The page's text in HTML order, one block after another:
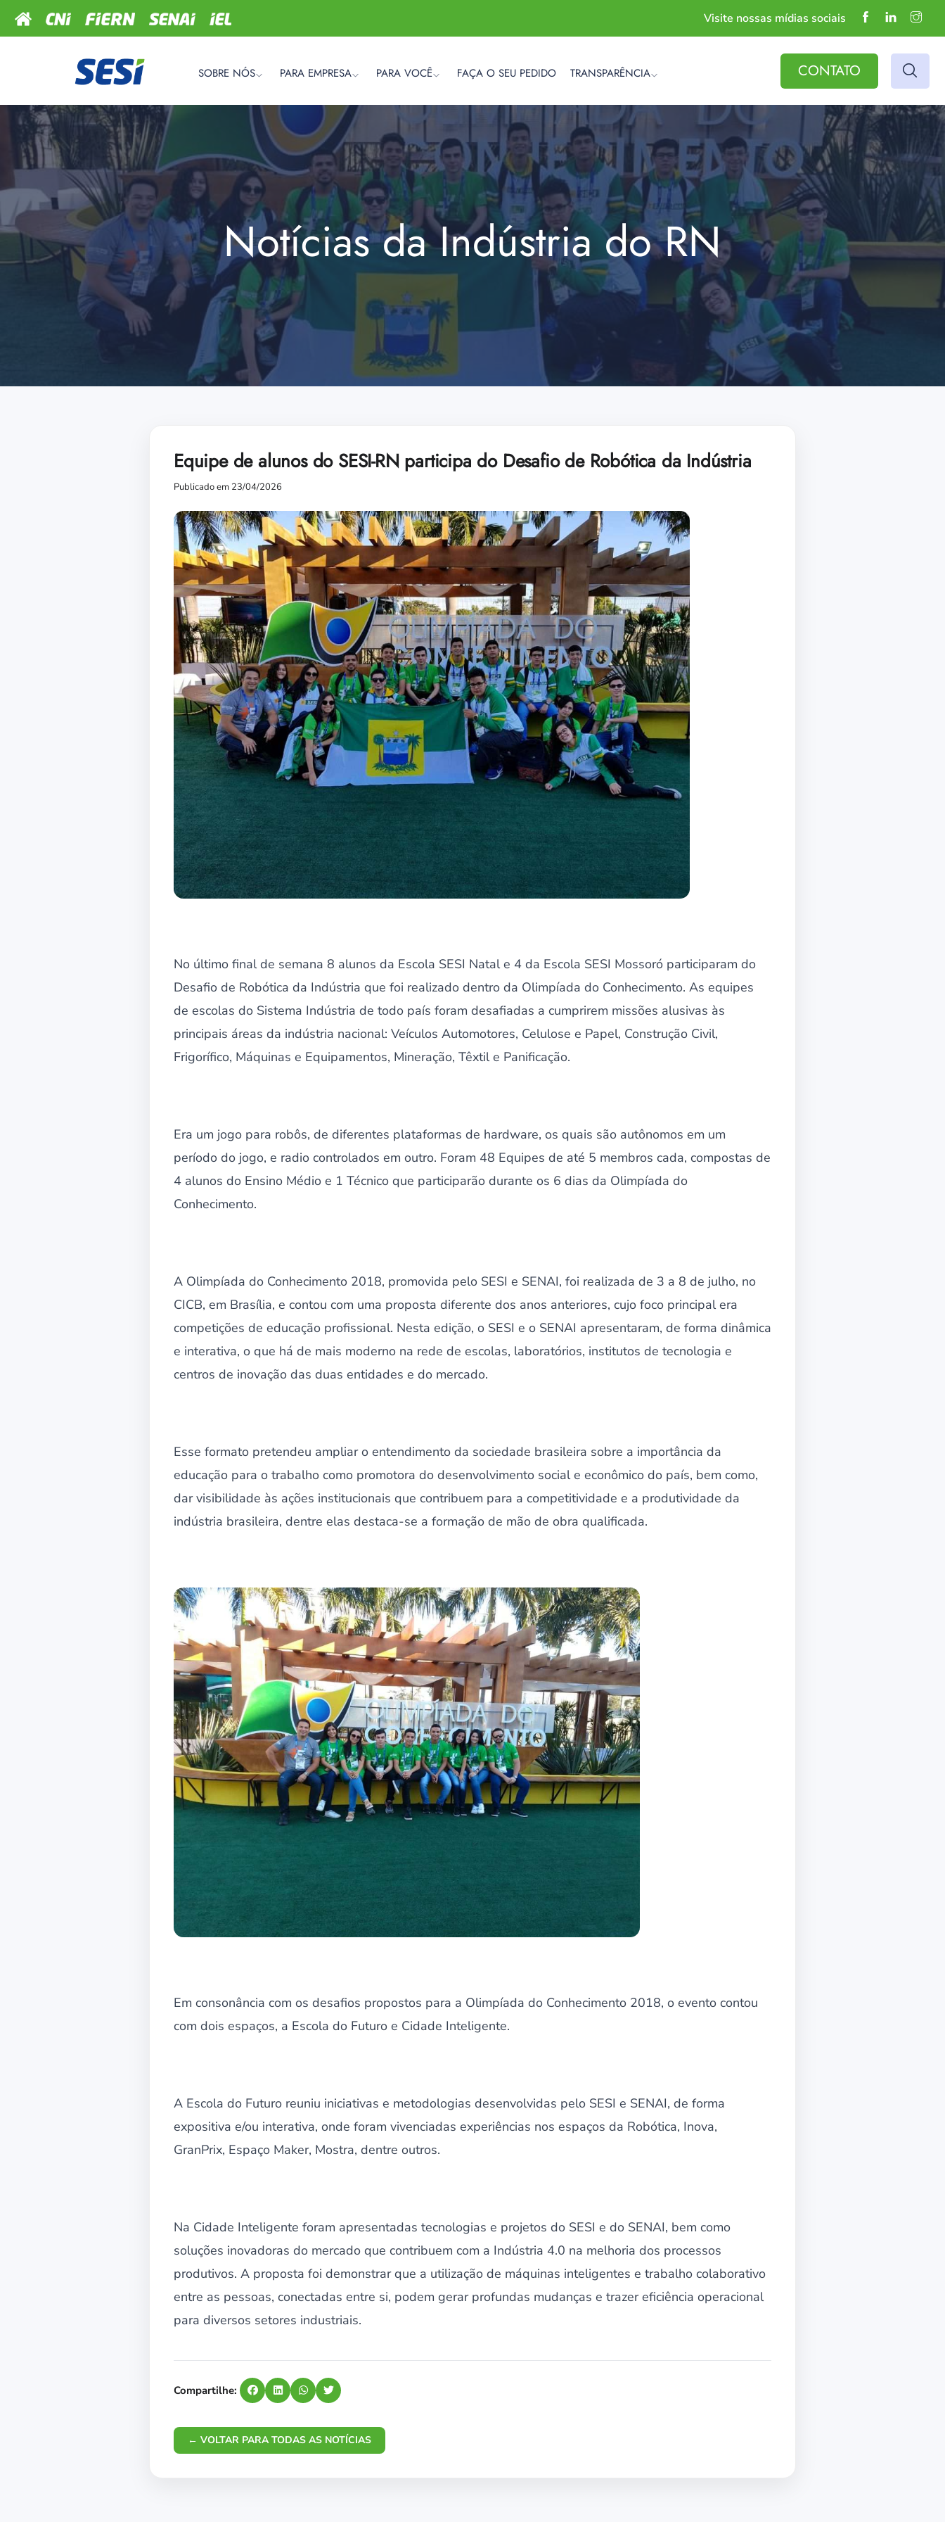
Visite nossas mídias sociais
SOBRE NÓS PARA EMPRESA PARA VOCÊ FAÇA O SEU PEDIDO TRANSPARÊNCIA CONTATO
Notícias da Indústria do RN
Equipe de alunos do SESI-RN participa do Desafio de Robótica da Indústria
Publicado em 23/04/2026
No último final de semana 8 alunos da Escola SESI Natal e 4 da Escola SESI Mossoró participaram do
Desafio de Robótica da Indústria que foi realizado dentro da Olimpíada do Conhecimento. As equipes
de escolas do Sistema Indústria de todo país foram desafiadas a cumprirem missões alusivas às
principais áreas da indústria nacional: Veículos Automotores, Celulose e Papel, Construção Civil,
Frigorífico, Máquinas e Equipamentos, Mineração, Têxtil e Panificação.
Era um jogo para robôs, de diferentes plataformas de hardware, os quais são autônomos em um
período do jogo, e radio controlados em outro. Foram 48 Equipes de até 5 membros cada, compostas de
4 alunos do Ensino Médio e 1 Técnico que participarão durante os 6 dias da Olimpíada do
Conhecimento.
A Olimpíada do Conhecimento 2018, promovida pelo SESI e SENAI, foi realizada de 3 a 8 de julho, no
CICB, em Brasília, e contou com uma proposta diferente dos anos anteriores, cujo foco principal era
competições de educação profissional. Nesta edição, o SESI e o SENAI apresentaram, de forma dinâmica
e interativa, o que há de mais moderno na rede de escolas, laboratórios, institutos de tecnologia e
centros de inovação das duas entidades e do mercado.
Esse formato pretendeu ampliar o entendimento da sociedade brasileira sobre a importância da
educação para o trabalho como promotora do desenvolvimento social e econômico do país, bem como,
dar visibilidade às ações institucionais que contribuem para a competitividade e a produtividade da
indústria brasileira, dentre elas destaca-se a formação de mão de obra qualificada.
Em consonância com os desafios propostos para a Olimpíada do Conhecimento 2018, o evento contou
com dois espaços, a Escola do Futuro e Cidade Inteligente.
A Escola do Futuro reuniu iniciativas e metodologias desenvolvidas pelo SESI e SENAI, de forma
expositiva e/ou interativa, onde foram vivenciadas experiências nos espaços da Robótica, Inova,
GranPrix, Espaço Maker, Mostra, dentre outros.
Na Cidade Inteligente foram apresentadas tecnologias e projetos do SESI e do SENAI, bem como
soluções inovadoras do mercado que contribuem com a Indústria 4.0 na melhoria dos processos
produtivos. A proposta foi demonstrar que a utilização de máquinas inteligentes e trabalho colaborativo
entre as pessoas, conectadas entre si, podem gerar profundas mudanças e trazer eficiência operacional
para diversos setores industriais.
Compartilhe:
← VOLTAR PARA TODAS AS NOTÍCIAS